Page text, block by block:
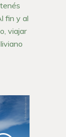
fin y al
viajar